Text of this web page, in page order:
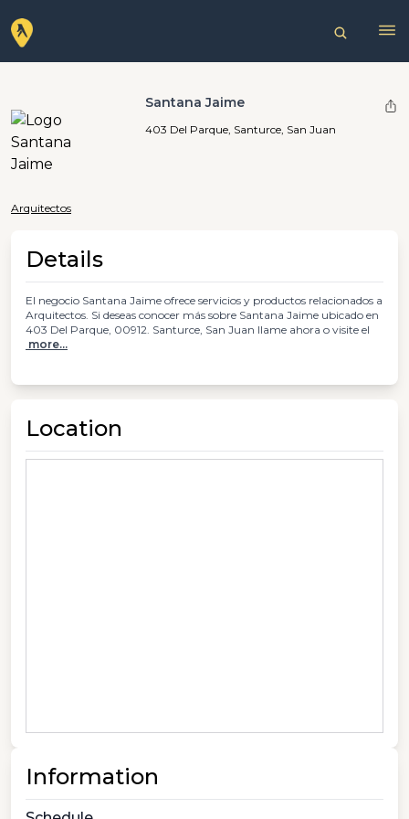
Santana Jaime
403 Del Parque, Santurce, San Juan
Arquitectos
Details
El negocio Santana Jaime ofrece servicios y productos relacionados a
Arquitectos. Si deseas conocer más sobre Santana Jaime ubicado en
403 Del Parque, 00912. Santurce, San Juan llame ahora o visite el
more...
Location
Information